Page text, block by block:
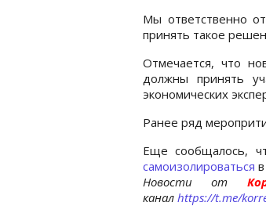
Мы ответственно
принять такое
Отмечается, что
должны принять
экономических
Ранее ряд
Еще сообщалось,
самоизолироваться
Новости от
канал https://t.me/